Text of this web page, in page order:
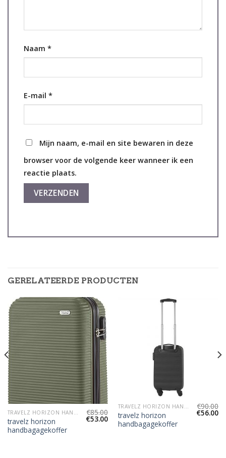
Naam *
E-mail *
Mijn naam, e-mail en site bewaren in deze
browser voor de volgende keer wanneer ik een
reactie plaats.
GERELATEERDE PRODUCTEN
TRAVELZ HORIZON HANDBAGAGEKOFFER
travelz horizon
handbagagekoffer
€85.00
€53.00
TRAVELZ HORIZON HANDBAGAGEKOFFER
travelz horizon
handbagagekoffer
€90.00
€56.00